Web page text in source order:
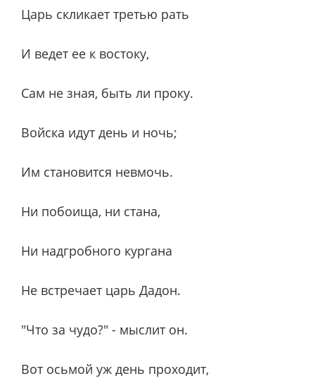
Царь скликает третью рать
И ведет ее к востоку,
Сам не зная, быть ли проку.
Войска идут день и ночь;
Им становится невмочь.
Ни побоища, ни стана,
Ни надгробного кургана
Не встречает царь Дадон.
"Что за чудо?" - мыслит он.
Вот осьмой уж день проходит,